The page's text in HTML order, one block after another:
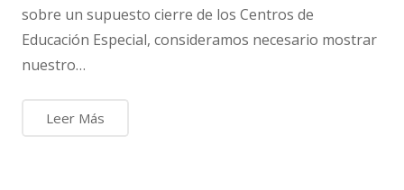
sobre un supuesto cierre de los Centros de
Educación Especial, consideramos necesario mostrar
nuestro…
Leer Más